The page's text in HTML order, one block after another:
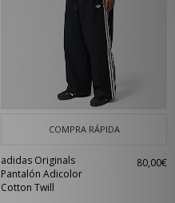
COMPRA RÁPIDA
adidas Originals
Pantalón Adicolor
Cotton Twill
80,00€